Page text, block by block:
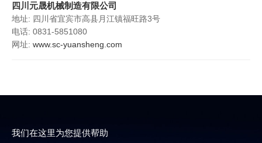
四川元晟机械制造有限公司
地址: 四川省宜宾市高县月江镇福旺路3号
电话: 0831-5851080
网址: www.sc-yuansheng.com
我们在这里为您提供帮助